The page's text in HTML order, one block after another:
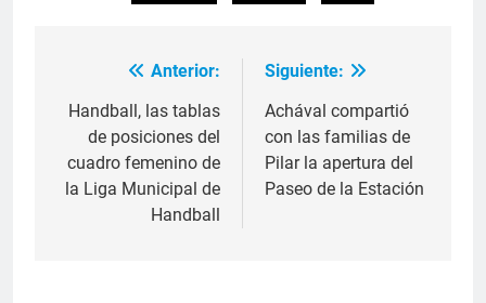
Anterior:
Handball, las tablas
de posiciones del
cuadro femenino de
la Liga Municipal de
Handball
Siguiente:
Achával compartió
con las familias de
Pilar la apertura del
Paseo de la Estación